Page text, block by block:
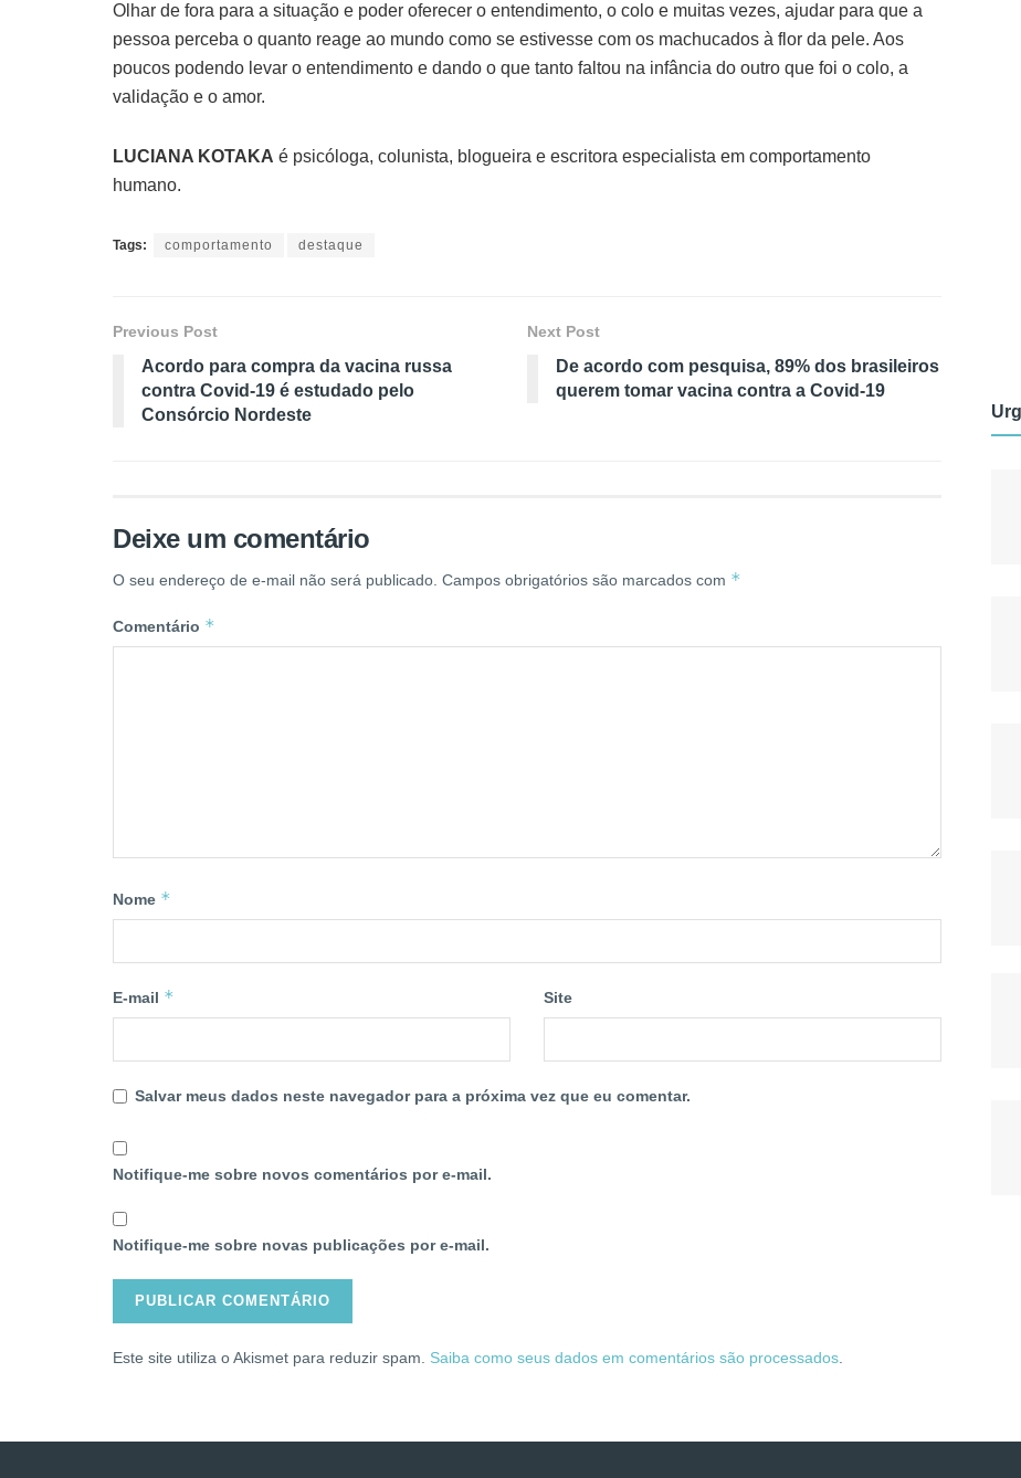
Olhar de fora para a situação e poder oferecer o entendimento, o colo e muitas vezes, ajudar para que a
pessoa perceba o quanto reage ao mundo como se estivesse com os machucados à flor da pele. Aos
poucos podendo levar o entendimento e dando o que tanto faltou na infância do outro que foi o colo, a
validação e o amor.
LUCIANA KOTAKA é psicóloga, colunista, blogueira e escritora especialista em comportamento
humano.
Tags: comportamento destaque
Previous Post
Acordo para compra da vacina russa
contra Covid-19 é estudado pelo
Consórcio Nordeste
Next Post
De acordo com pesquisa, 89% dos brasileiros
querem tomar vacina contra a Covid-19
Deixe um comentário
O seu endereço de e-mail não será publicado. Campos obrigatórios são marcados com *
Comentário *
Nome *
E-mail * Site
Salvar meus dados neste navegador para a próxima vez que eu comentar.
Notifique-me sobre novos comentários por e-mail.
Notifique-me sobre novas publicações por e-mail.
Este site utiliza o Akismet para reduzir spam. Saiba como seus dados em comentários são processados